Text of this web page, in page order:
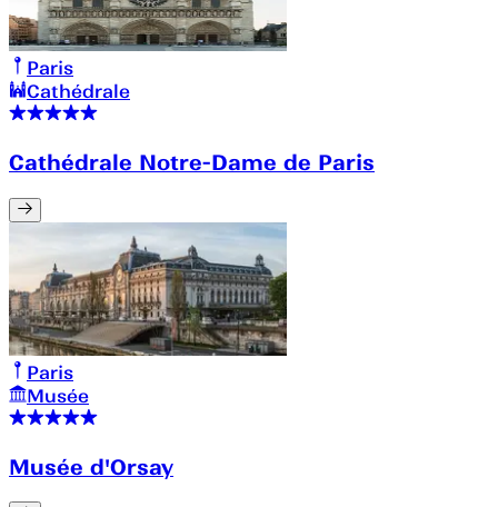
Paris
Cathédrale
Cathédrale Notre-Dame de Paris
Paris
Musée
Musée d'Orsay